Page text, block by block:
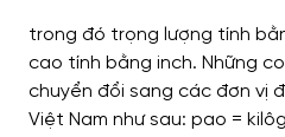
trong đó trọng lượng tính
cao tính bằng inch. Những
chuyển đổi sang các đơn vị
Việt Nam như sau: pao =